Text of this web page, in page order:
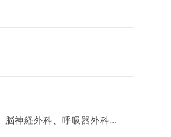
神経内科、整形外科、形成外科、美容外科、脳神経外科、呼吸器外科、心臓血管外科、小児外科、泌尿器科、一般内科、循環器内科、呼吸器内科、消化器内科、内分泌・代謝内科、腎臓内科、血液内科、外科系全般、一般外科、消化器外科、乳腺外科、膠原病科、スポーツ整形外科、大腸・肛門外科